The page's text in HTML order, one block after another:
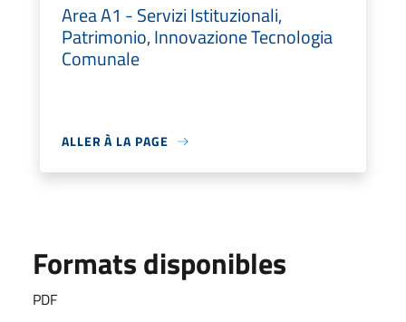
Area A1 - Servizi Istituzionali,
Patrimonio, Innovazione Tecnologia
Comunale
ALLER À LA PAGE
Formats disponibles
PDF